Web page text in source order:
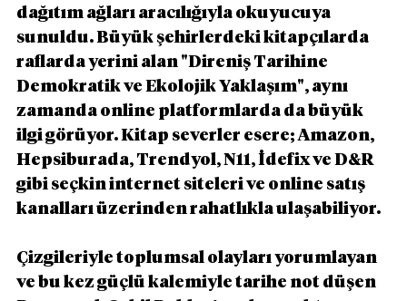
dağıtım ağları aracılığıyla okuyucuya
sunuldu. Büyük şehirlerdeki kitapçılarda
raflarda yerini alan "Direniş Tarihine
Demokratik ve Ekolojik Yaklaşım", aynı
zamanda online platformlarda da büyük
ilgi görüyor. Kitap severler esere; Amazon,
Hepsiburada, Trendyol, N11, İdefix ve D&R
gibi seçkin internet siteleri ve online satış
kanalları üzerinden rahatlıkla ulaşabiliyor.
Çizgileriyle toplumsal olayları yorumlayan
ve bu kez güçlü kalemiyle tarihe not düşen